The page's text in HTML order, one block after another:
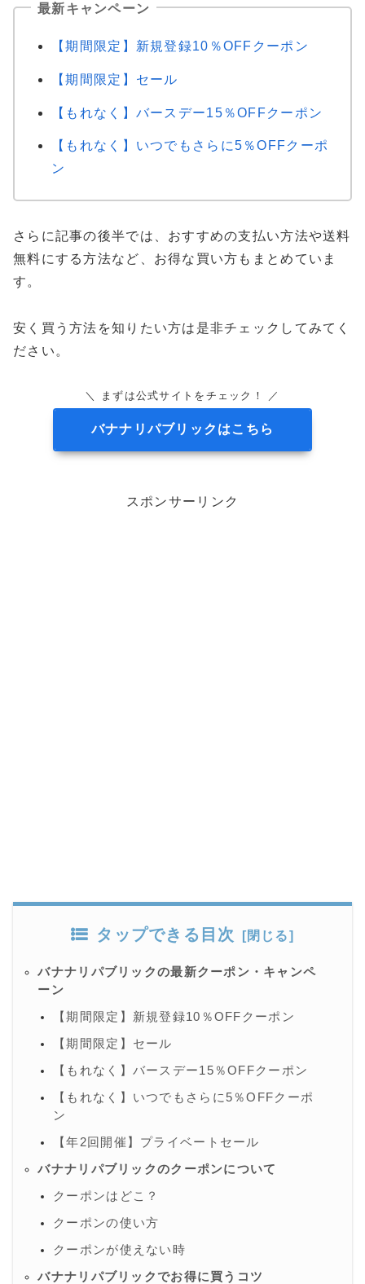
最新キャンペーン
【期間限定】新規登録10％OFFクーポン
【期間限定】セール
【もれなく】バースデー15％OFFクーポン
【もれなく】いつでもさらに5％OFFクーポ
ン
さらに記事の後半では、おすすめの支払い方法や送料
無料にする方法など、お得な買い方もまとめていま
す。
安く買う方法を知りたい方は是非チェックしてみてく
ださい。
＼ まずは公式サイトをチェック！ ／
バナナリパブリックはこちら
スポンサーリンク
タップできる目次
バナナリパブリックの最新クーポン・キャンペ
ーン
【期間限定】新規登録10％OFFクーポン
【期間限定】セール
【もれなく】バースデー15％OFFクーポン
【もれなく】いつでもさらに5％OFFクーポ
ン
【年2回開催】プライベートセール
バナナリパブリックのクーポンについて
クーポンはどこ？
クーポンの使い方
クーポンが使えない時
バナナリパブリックでお得に買うコツ